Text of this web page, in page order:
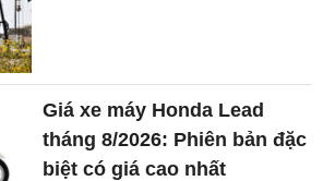
Giá xe máy Honda Lead
tháng 8/2026: Phiên bản đặc
biệt có giá cao nhất